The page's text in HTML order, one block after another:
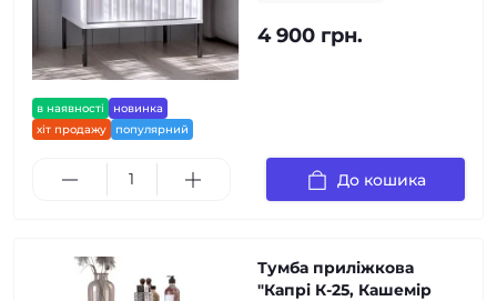
в наявності
новинка
хіт продажу
популярний
4 900 грн.
До кошика
Тумба приліжкова
"Капрі К-25, Кашемір